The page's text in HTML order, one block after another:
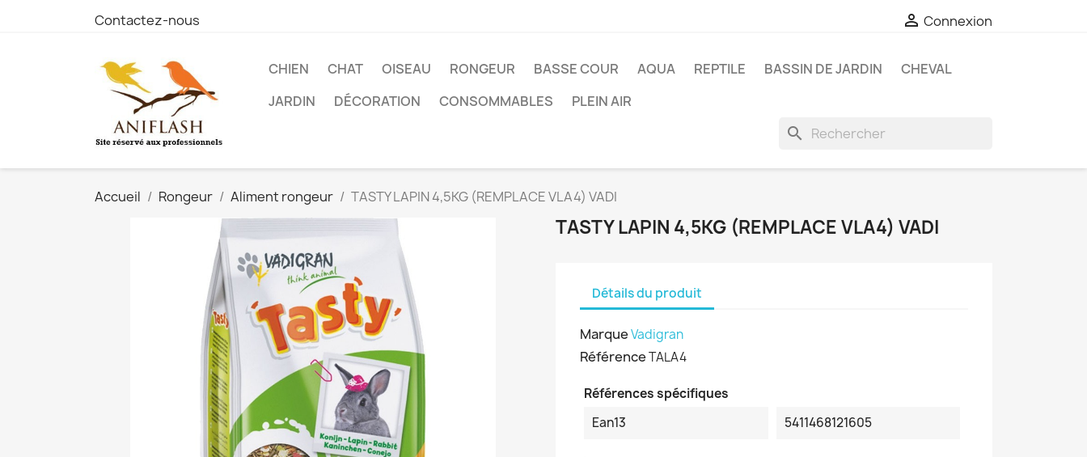
Contactez-nous  Connexion
CHIEN CHAT OISEAU RONGEUR BASSE COUR AQUA REPTILE BASSIN DE JARDIN
CHEVAL
JARDIN
DÉCORATION CONSOMMABLES PLEIN AIR
search
Accueil Rongeur Aliment rongeur TASTY LAPIN 4,5KG (REMPLACE VLA4) VADI
TASTY LAPIN 4,5KG (REMPLACE VLA4) VADI
Détails du produit
MarqueVadigran
RéférenceTALA4
Références spécifiques
Ean13
5411468121605